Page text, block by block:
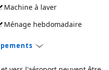
Machine à laver
Ménage hebdomadaire